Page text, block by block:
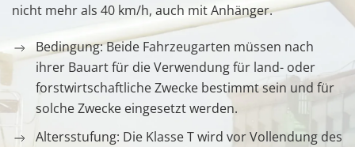
nicht mehr als 40 km/h, auch mit Anhänger.
Bedingung: Beide Fahrzeugarten müssen nach
ihrer Bauart für die Verwendung für land- oder
forstwirtschaftliche Zwecke bestimmt sein und für
solche Zwecke eingesetzt werden.
Altersstufung: Die Klasse T wird vor Vollendung des